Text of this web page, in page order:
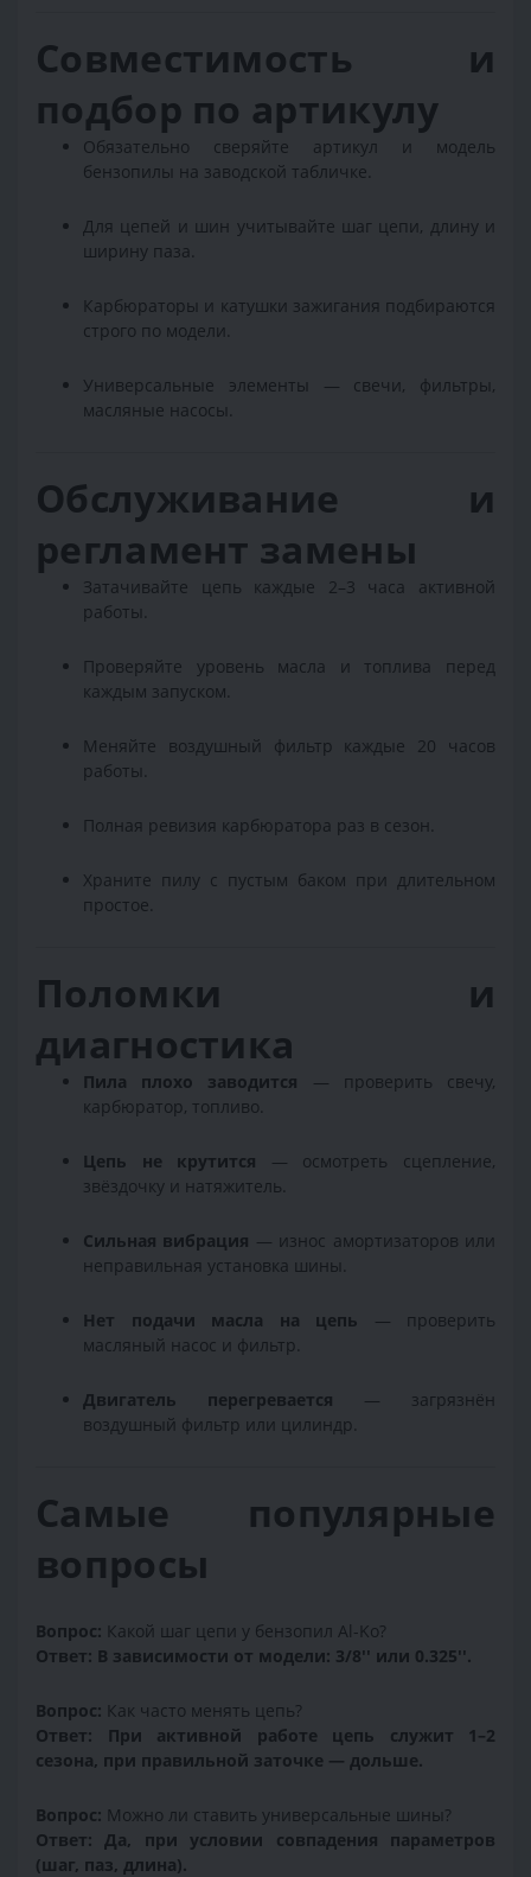
Совместимость и
подбор по артикулу
Обязательно сверяйте артикул и модель
бензопилы на заводской табличке.
Для цепей и шин учитывайте шаг цепи, длину и
ширину паза.
Карбюраторы и катушки зажигания подбираются
строго по модели.
Универсальные элементы — свечи, фильтры,
масляные насосы.
Обслуживание и
регламент замены
Затачивайте цепь каждые 2–3 часа активной
работы.
Проверяйте уровень масла и топлива перед
каждым запуском.
Меняйте воздушный фильтр каждые 20 часов
работы.
Полная ревизия карбюратора раз в сезон.
Храните пилу с пустым баком при длительном
простое.
Поломки и
диагностика
Пила плохо заводится — проверить свечу,
карбюратор, топливо.
Цепь не крутится — осмотреть сцепление,
звёздочку и натяжитель.
Сильная вибрация — износ амортизаторов или
неправильная установка шины.
Нет подачи масла на цепь — проверить
масляный насос и фильтр.
Двигатель перегревается — загрязнён
воздушный фильтр или цилиндр.
Самые популярные
вопросы
Вопрос: Какой шаг цепи у бензопил Al-Ko?
Ответ: В зависимости от модели: 3/8'' или 0.325''.
Вопрос: Как часто менять цепь?
Ответ: При активной работе цепь служит 1–2
сезона, при правильной заточке — дольше.
Вопрос: Можно ли ставить универсальные шины?
Ответ: Да, при условии совпадения параметров
(шаг, паз, длина).